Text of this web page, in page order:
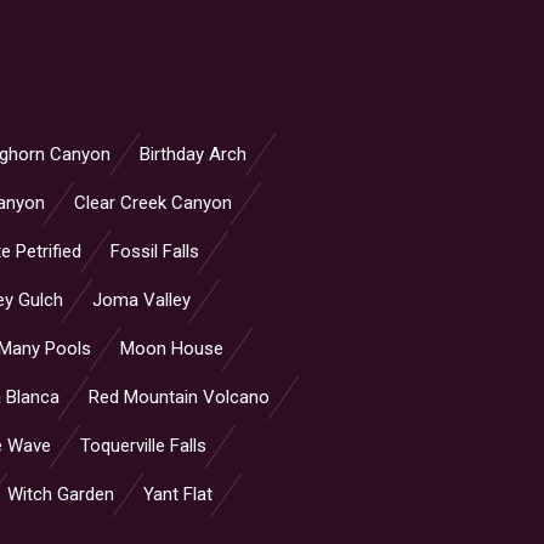
Canyon Birthday Arch
Clear Creek Canyon
Petrified Fossil Falls
Gulch Joma Valley
Pools Moon House
Blanca Red Mountain Volcano
Wave Toquerville Falls
Witch Garden Yant Flat